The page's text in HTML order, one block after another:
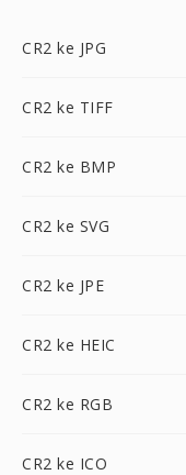
CR2 ke JPG
CR2 ke TIFF
CR2 ke BMP
CR2 ke SVG
CR2 ke JPE
CR2 ke HEIC
CR2 ke RGB
CR2 ke ICO